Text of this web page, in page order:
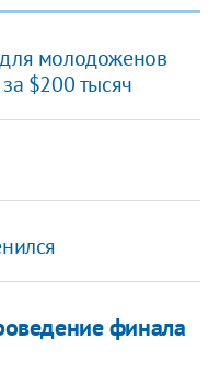
молодоженов
$200 тысяч
финала